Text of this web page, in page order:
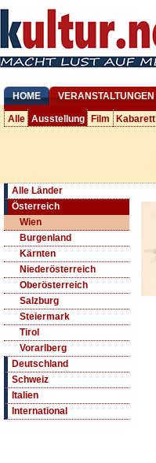
HOME VERANSTALTUNGEN
Alle Ausstellung Film Kabarett
Alle Länder
Österreich
Wien
Burgenland
Kärnten
Niederösterreich
Oberösterreich
Salzburg
Steiermark
Tirol
Vorarlberg
Deutschland
Schweiz
Italien
International